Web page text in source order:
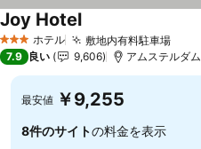
3 ホテルのランク
ホテル 敷地内有料駐車場
Joy Hotel
7.9 良い 9,606 アムステルダム
最安値 ￥9,255
8件のサイトの料金を表示